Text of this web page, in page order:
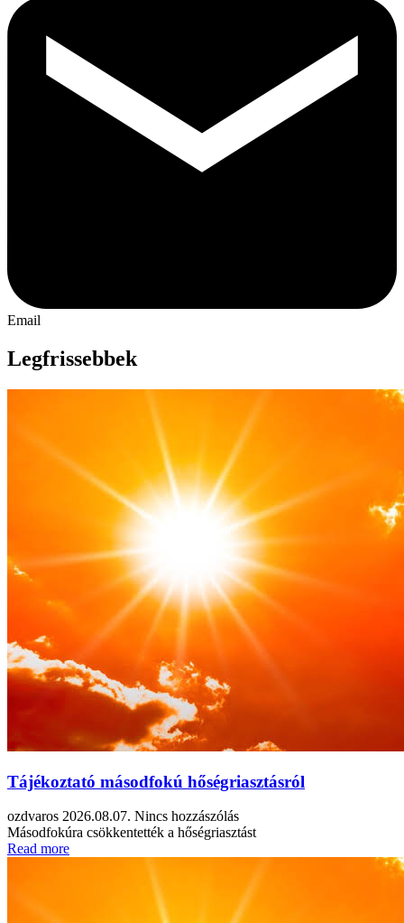
Email
Legfrissebbek
Tájékoztató másodfokú hőségriasztásról
ozdvaros 2026.08.07. Nincs hozzászólás
Másodfokúra csökkentették a hőségriasztást
Read more